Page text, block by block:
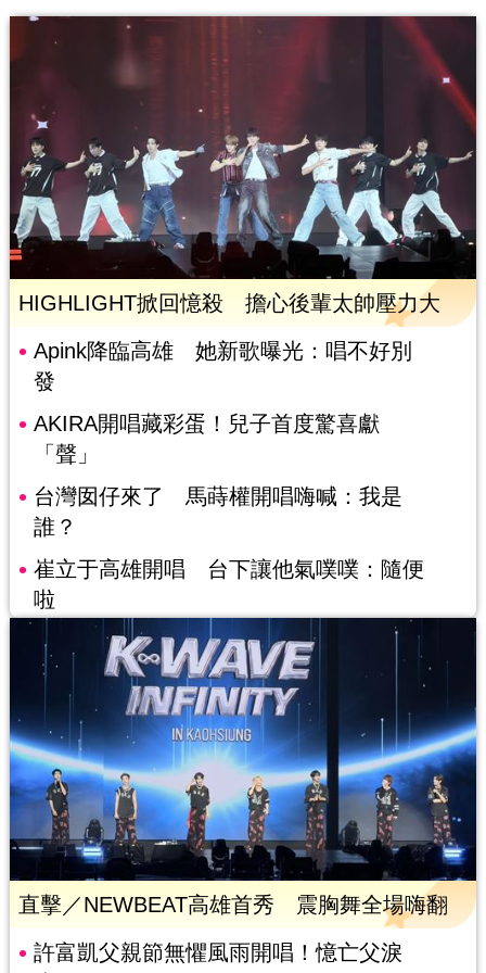
HIGHLIGHT掀回憶殺 擔心後輩太帥壓力大
Apink降臨高雄 她新歌曝光：唱不好別
發
AKIRA開唱藏彩蛋！兒子首度驚喜獻
「聲」
台灣囡仔來了 馬蒔權開唱嗨喊：我是
誰？
崔立于高雄開唱 台下讓他氣噗噗：隨便
啦
直擊／NEWBEAT高雄首秀 震胸舞全場嗨翻
許富凱父親節無懼風雨開唱！憶亡父淚